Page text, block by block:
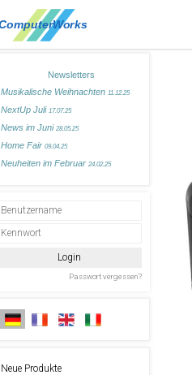
Newsletters
Musikalische Weihnachten 11.12.25
NextUp Juli 17.07.25
News im Juni 28.05.25
Home Fair 09.04.25
Neuheiten im Februar 24.02.25
Neue Produkte